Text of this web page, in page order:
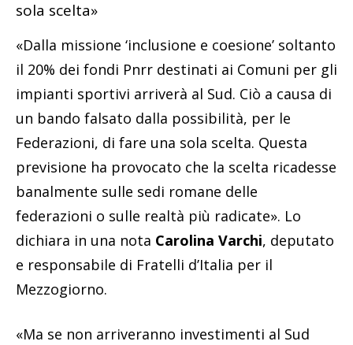
sola scelta»
«Dalla missione ‘inclusione e coesione’ soltanto
il 20% dei fondi Pnrr destinati ai Comuni per gli
impianti sportivi arriverà al Sud. Ciò a causa di
un bando falsato dalla possibilità, per le
Federazioni, di fare una sola scelta. Questa
previsione ha provocato che la scelta ricadesse
banalmente sulle sedi romane delle
federazioni o sulle realtà più radicate». Lo
dichiara in una nota Carolina Varchi, deputato
e responsabile di Fratelli d’Italia per il
Mezzogiorno.
«Ma se non arriveranno investimenti al Sud